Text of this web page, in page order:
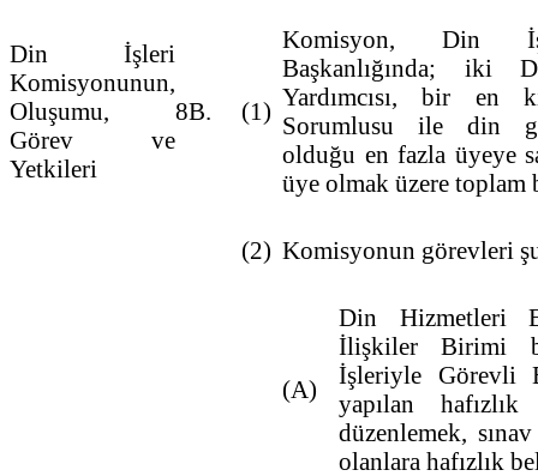
Din İşleri
Komisyonunun,
Oluşumu,
Görev ve
Yetkileri
8B. (1)
Komisyon, Din
Başkanlığında; iki
Yardımcısı, bir en
Sorumlusu ile din
olduğu en fazla üyeye
üye olmak üzere toplam
(2) Komisyonun görevleri
(A)
Din Hizmetleri
İlişkiler Birimi
İşleriyle Görevli
yapılan
düzenlemek,
olanlara hafızlık